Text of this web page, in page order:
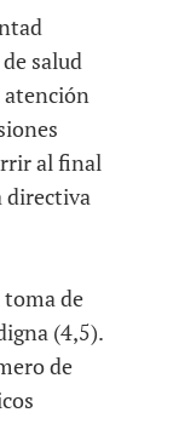
salud
atención
al final
directiva
de
(4,5).
de